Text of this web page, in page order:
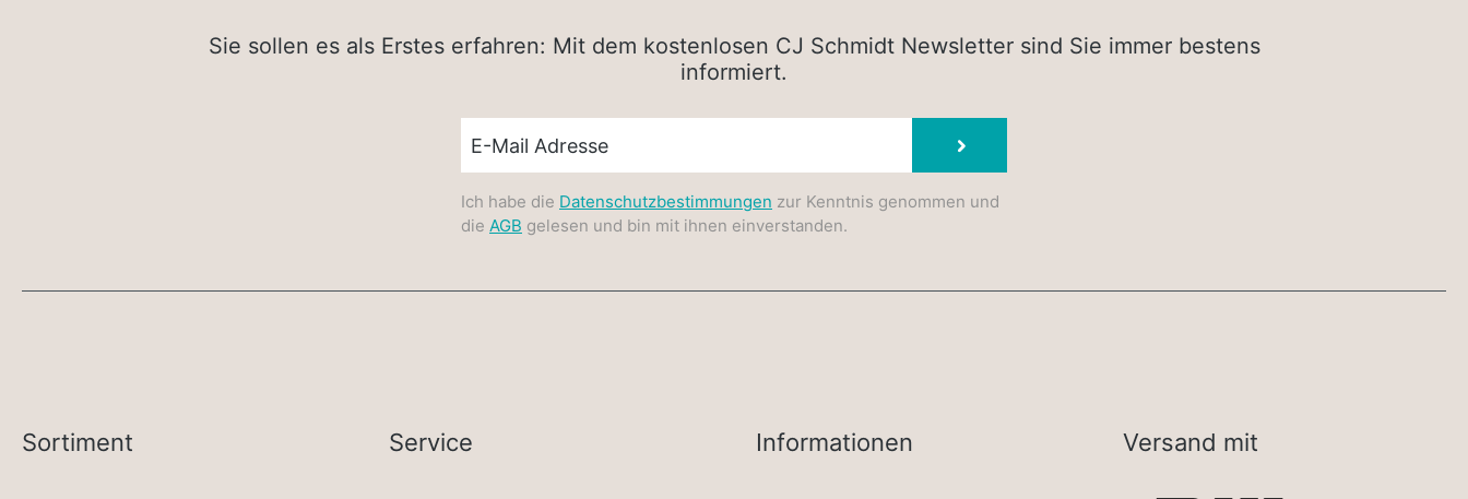
Sie sollen es als Erstes erfahren: Mit dem kostenlosen CJ Schmidt Newsletter sind Sie immer bestens
informiert.
Ich habe die Datenschutzbestimmungen zur Kenntnis genommen und
die AGB gelesen und bin mit ihnen einverstanden.
Sortiment Service Informationen Versand mit